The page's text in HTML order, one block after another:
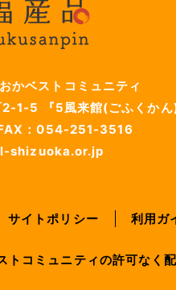
かベストコミュニティ
2-1-5
『5風来館(ごふくか
：054-251-3516
shizuoka.or.jp
サイトポリシー 利用ガ
コミュニティの許可なく